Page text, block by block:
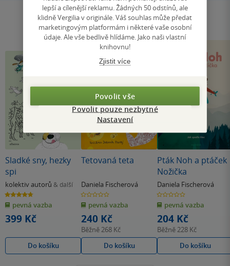
Sladké sny, hezky
spi
kolektiv autorů & další
4.7
z
5
hvězdiček
pevná vazba
399 Kč
Do košíku
Tetovaná teta
Daniela Fischerová
0.0
z
5
hvězdiček
pevná vazba
240 Kč
Běžně268 Kč
Do košíku
Pták Noh a ptáček
Nožička
Daniela Fischerová
0.0
z
5
hvězdiček
pevná vazba
204 Kč
Běžně228 Kč
Do košíku
lepší a cílenější reklamu. Žádných 50 odstínů, ale
klidně Vergilia v originále. Váš souhlas může předat
marketingovým platformám i některé vaše osobní
údaje. Ale vše bedlivě hlídáme. Jako naši vlastní
knihovnu!
Zjistit více
Povolit vše
Povolit pouze nezbytné
Nastavení